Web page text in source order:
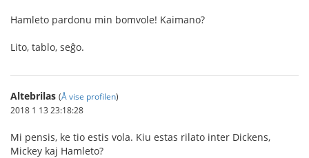
Hamleto pardonu min bomvole! Kaimano?
Lito, tablo, seĝo.
Altebrilas (Å vise profilen)
2018 1 13 23:18:28
Mi pensis, ke tio estis vola. Kiu estas rilato inter Dickens,
Mickey kaj Hamleto?